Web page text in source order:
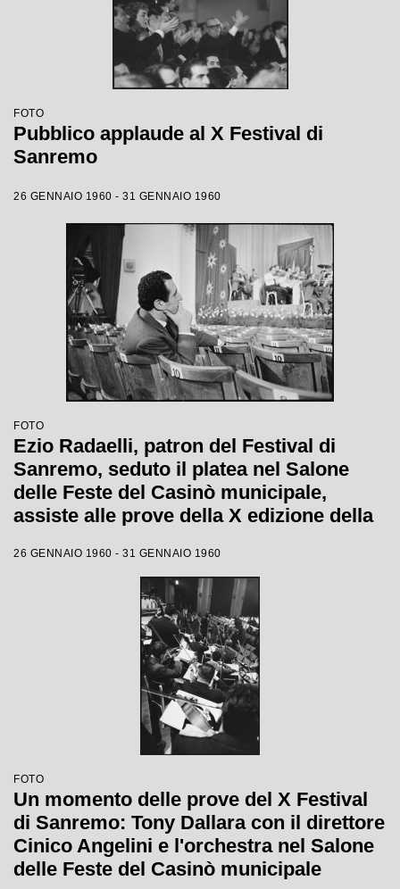
FOTO
Pubblico applaude al X Festival di
Sanremo
26 GENNAIO 1960 - 31 GENNAIO 1960
FOTO
Ezio Radaelli, patron del Festival di
Sanremo, seduto il platea nel Salone
delle Feste del Casinò municipale,
assiste alle prove della X edizione della
26 GENNAIO 1960 - 31 GENNAIO 1960
FOTO
Un momento delle prove del X Festival
di Sanremo: Tony Dallara con il direttore
Cinico Angelini e l'orchestra nel Salone
delle Feste del Casinò municipale